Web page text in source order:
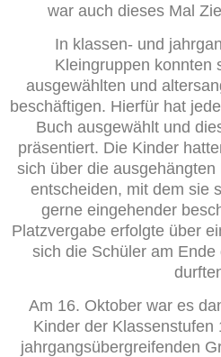
war auch dieses Mal
In klassen- und
Kleingruppen konnten
ausgewählten und
beschäftigen. Hierfür hat
Buch ausgewählt und
präsentiert. Die Kinder
sich über die
entscheiden, mit dem sie
gerne eingehender
Platzvergabe erfolgte über
sich die Schüler am
Am 16. Oktober war es
Kinder der Klassenstufen
jahrgangsübergreifenden